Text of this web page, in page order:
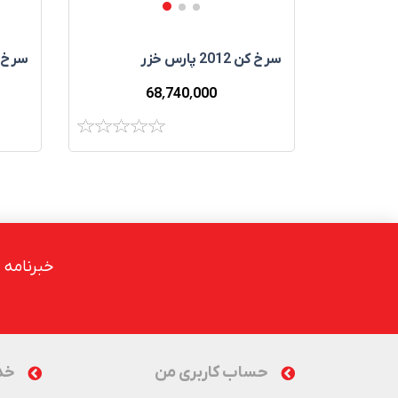
سرخ‌ کن 2012 پارس خزر
68٬740٬000
سرخ‌ کن
خبرنامه
حساب کاربری من